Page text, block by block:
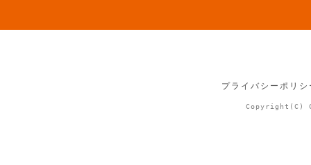
プライバシーポリ
Copyright(C)